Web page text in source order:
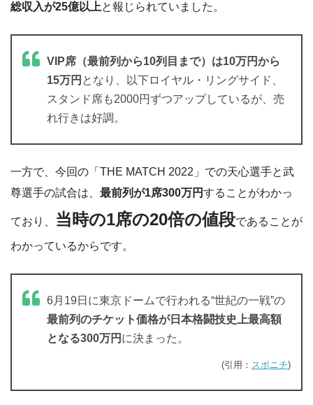
総収入が25億以上と報じられていました。
VIP席（最前列から10列目まで）は10万円から
15万円 となり、以下ロイヤル・リングサイド、
スタンド席も2000円ずつアップしているが、売
れ行きは好調。
一方で、今回の「THE MATCH 2022」での天心選手と武
尊選手の試合は、 最前列が1席300万円することがわかっ
ており、 当時の1席の20倍の値段であることが
わかっているからです。
6月19日に東京ドームで行われる“世紀の一戦”の
最前列のチケット価格が日本格闘技史上最高額
となる300万円 に決まった。
(引用： スポニチ)